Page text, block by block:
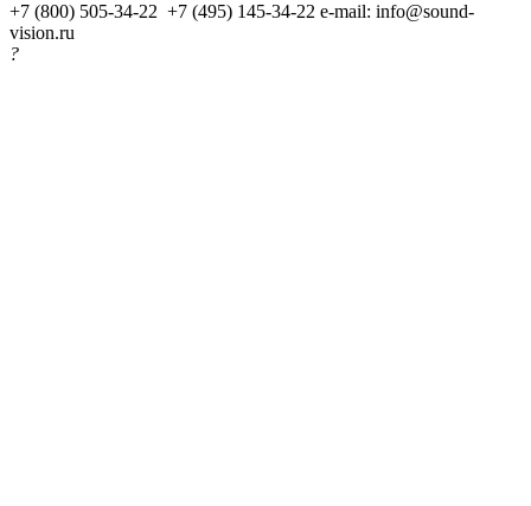
+7 (800) 505-34-22 +7 (495) 145-34-22 e-mail: info@sound-
vision.ru
?